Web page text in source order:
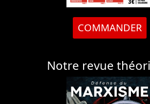
COMMANDER
Notre revue